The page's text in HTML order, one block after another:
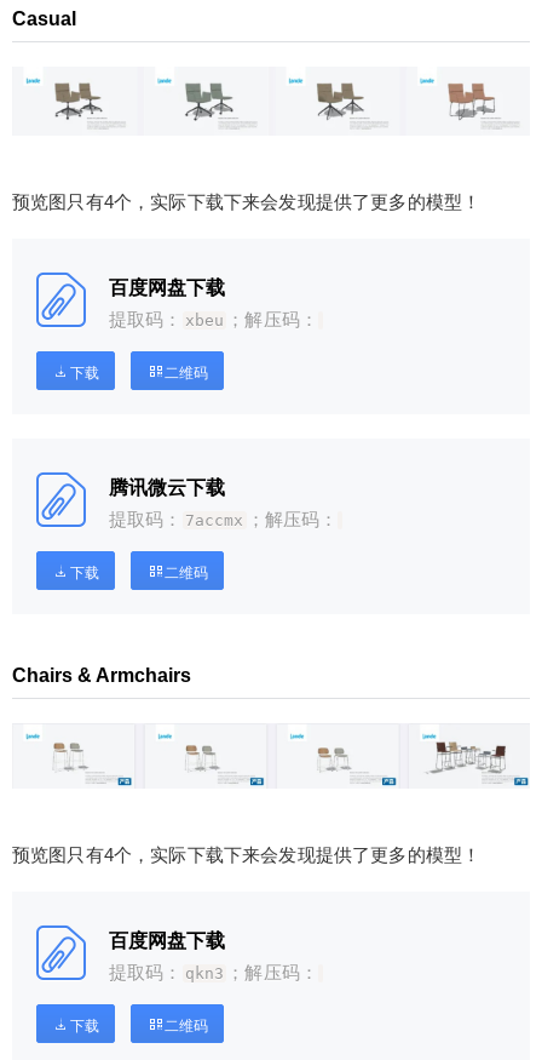
Casual
预览图只有4个，实际下载下来会发现提供了更多的模型！
百度网盘下载
提取码：
xbeu ；解压码：
下载 二维码
腾讯微云下载
提取码：
7accmx ；解压码：
下载 二维码
Chairs & Armchairs
预览图只有4个，实际下载下来会发现提供了更多的模型！
百度网盘下载
提取码：
qkn3 ；解压码：
下载 二维码